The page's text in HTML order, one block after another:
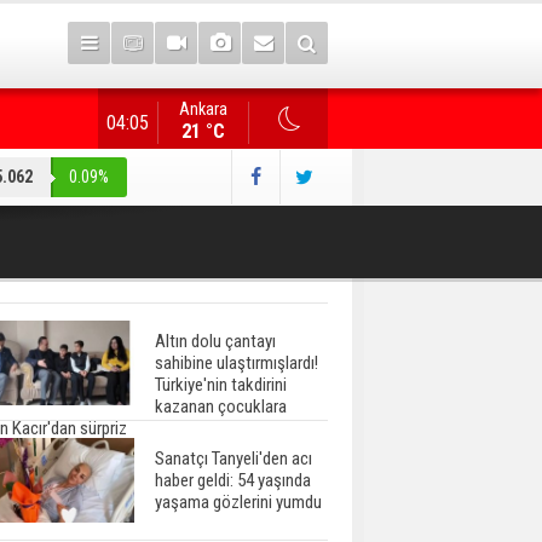
"Terörsüz Türkiye" düzenlemesi... AK Parti heyeti,
Ankara
21 °C
04:05
0.09%
Altın dolu çantayı
sahibine ulaştırmışlardı!
Türkiye'nin takdirini
kazanan çocuklara
Kacır'dan sürpriz
Sanatçı Tanyeli'den acı
haber geldi: 54 yaşında
yaşama gözlerini yumdu